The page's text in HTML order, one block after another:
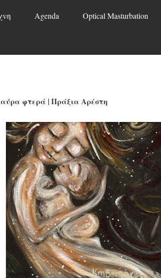
Agenda Optical Masturbation
φτερά | Πράξια Αρέστη